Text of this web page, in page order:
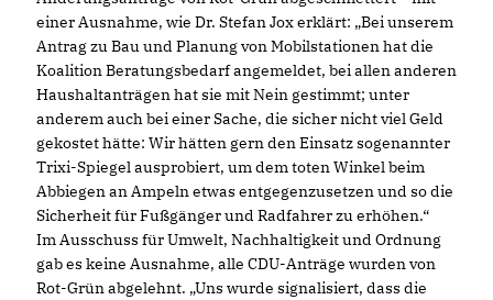
einer Ausnahme, wie Dr. Stefan Jox erklärt: „Bei unserem
Antrag zu Bau und Planung von Mobilstationen hat die
Koalition Beratungsbedarf angemeldet, bei allen anderen
Haushaltanträgen hat sie mit Nein gestimmt; unter
anderem auch bei einer Sache, die sicher nicht viel Geld
gekostet hätte: Wir hätten gern den Einsatz sogenannter
Trixi-Spiegel ausprobiert, um dem toten Winkel beim
Abbiegen an Ampeln etwas entgegenzusetzen und so die
Sicherheit für Fußgänger und Radfahrer zu erhöhen.“
Im Ausschuss für Umwelt, Nachhaltigkeit und Ordnung
gab es keine Ausnahme, alle CDU-Anträge wurden von
Rot-Grün abgelehnt. „Uns wurde signalisiert, dass die